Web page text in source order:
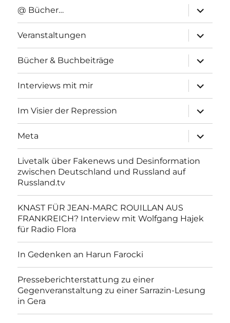
@ Bücher…
anzeigen
Veranstaltungen
anzeigen
Bücher & Buchbeiträge
anzeigen
Interviews mit mir
anzeigen
Im Visier der Repression
anzeigen
Meta
anzeigen
Livetalk über Fakenews und Desinformation
zwischen Deutschland und Russland auf
Russland.tv
KNAST FÜR JEAN-MARC ROUILLAN AUS
FRANKREICH? Interview mit Wolfgang Hajek
für Radio Flora
In Gedenken an Harun Farocki
Presseberichterstattung zu einer
Gegenveranstaltung zu einer Sarrazin-Lesung
in Gera